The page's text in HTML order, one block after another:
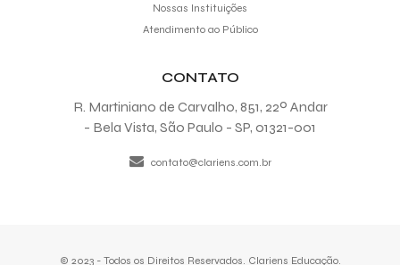
Nossas Instituições
Atendimento ao Público
CONTATO
R. Martiniano de Carvalho, 851, 22º Andar
- Bela Vista, São Paulo - SP, 01321-001
contato@clariens.com.br
© 2023 - Todos os Direitos Reservados. Clariens Educação.